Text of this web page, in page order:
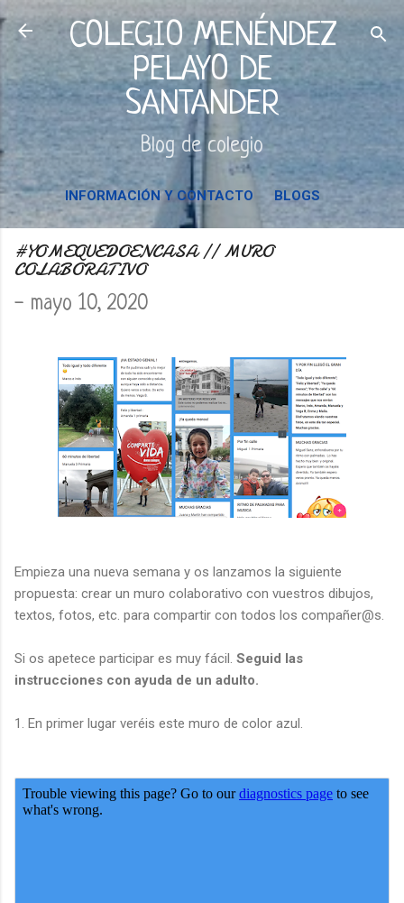
Ir al contenido principal
COLEGIO MENÉNDEZ
PELAYO DE
SANTANDER
Blog de colegio
INFORMACIÓN Y CONTACTO BLOGS
#YOMEQUEDOENCASA // MURO
COLABORATIVO
- mayo 10, 2020
Empieza una nueva semana y os lanzamos la siguiente
propuesta: crear un muro colaborativo con vuestros dibujos,
textos, fotos, etc. para compartir con todos los compañer@s.
Si os apetece participar es muy fácil. Seguid las
instrucciones con ayuda de un adulto.
1. En primer lugar veréis este muro de color azul.